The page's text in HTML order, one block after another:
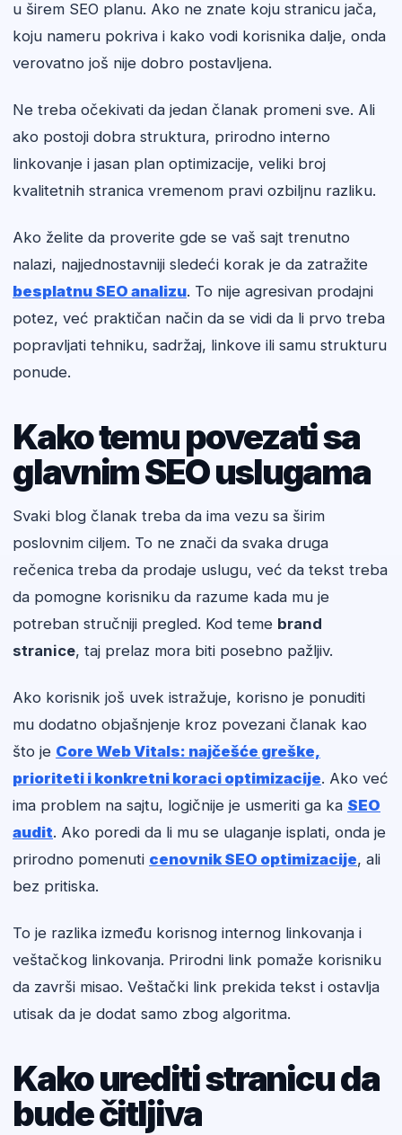
u širem SEO planu. Ako ne znate koju stranicu jača,
koju nameru pokriva i kako vodi korisnika dalje, onda
verovatno još nije dobro postavljena.
Ne treba očekivati da jedan članak promeni sve. Ali
ako postoji dobra struktura, prirodno interno
linkovanje i jasan plan optimizacije, veliki broj
kvalitetnih stranica vremenom pravi ozbiljnu razliku.
Ako želite da proverite gde se vaš sajt trenutno
nalazi, najjednostavniji sledeći korak je da zatražite
besplatnu SEO analizu. To nije agresivan prodajni
potez, već praktičan način da se vidi da li prvo treba
popravljati tehniku, sadržaj, linkove ili samu strukturu
ponude.
Kako temu povezati sa
glavnim SEO uslugama
Svaki blog članak treba da ima vezu sa širim
poslovnim ciljem. To ne znači da svaka druga
rečenica treba da prodaje uslugu, već da tekst treba
da pomogne korisniku da razume kada mu je
potreban stručniji pregled. Kod teme brand
stranice, taj prelaz mora biti posebno pažljiv.
Ako korisnik još uvek istražuje, korisno je ponuditi
mu dodatno objašnjenje kroz povezani članak kao
što je Core Web Vitals: najčešće greške,
prioriteti i konkretni koraci optimizacije. Ako već
ima problem na sajtu, logičnije je usmeriti ga ka SEO
audit. Ako poredi da li mu se ulaganje isplati, onda je
prirodno pomenuti cenovnik SEO optimizacije, ali
bez pritiska.
To je razlika između korisnog internog linkovanja i
veštačkog linkovanja. Prirodni link pomaže korisniku
da završi misao. Veštački link prekida tekst i ostavlja
utisak da je dodat samo zbog algoritma.
Kako urediti stranicu da
bude čitljiva